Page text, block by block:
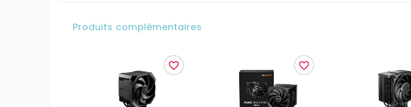
Produits complémentaires
favorite_border favorite_border